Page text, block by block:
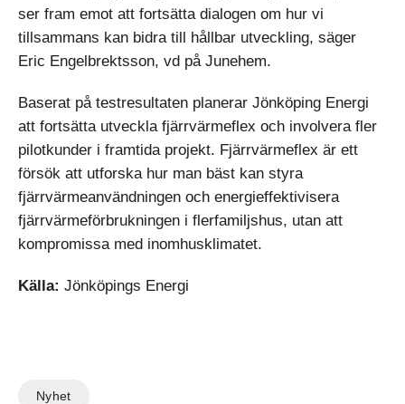
ser fram emot att fortsätta dialogen om hur vi
tillsammans kan bidra till hållbar utveckling, säger
Eric Engelbrektsson, vd på Junehem.
Baserat på testresultaten planerar Jönköping Energi
att fortsätta utveckla fjärrvärmeflex och involvera fler
pilotkunder i framtida projekt. Fjärrvärmeflex är ett
försök att utforska hur man bäst kan styra
fjärrvärmeanvändningen och energieffektivisera
fjärrvärmeförbrukningen i flerfamiljshus, utan att
kompromissa med inomhusklimatet.
Källa: Jönköpings Energi
Nyhet